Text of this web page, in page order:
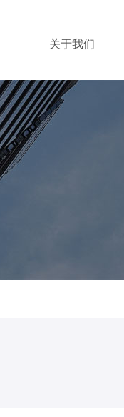
关于我们